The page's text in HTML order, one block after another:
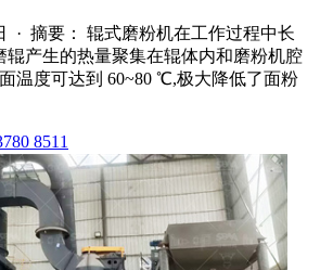
· 摘要： 辊式磨粉机在工作过程中长
辊产生的热量聚集在辊体内和磨粉机腔
温度可达到 60~80 ℃,极大降低了面粉
8511